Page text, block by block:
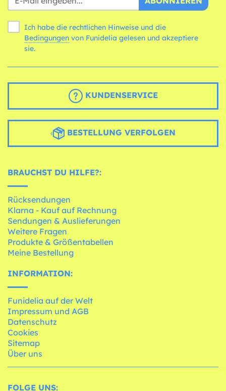
Ich habe die rechtlichen Hinweise und die
Bedingungen
sie.
KUNDENSERVICE
BESTELLUNG VERFOLGEN
BRAUCHST DU HILFE?:
Rücksendungen
Klarna - Kauf auf Rechnung
Sendungen & Auslieferungen
Weitere Fragen
Produkte & Größentabellen
Meine Bestellung
INFORMATION:
Funidelia auf der Welt
Impressum und AGB
Datenschutz
Cookies
Sitemap
Über uns
FOLGE UNS: